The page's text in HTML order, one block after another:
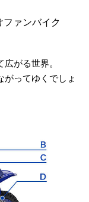
ァンバイク
がる世界。
がってゆくでしょ